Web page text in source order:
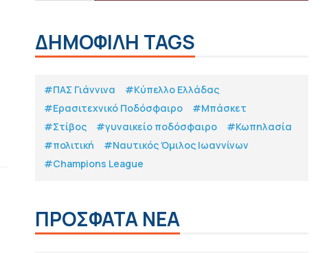
ΔΗΜΟΦΙΛΗ TAGS
#ΠΑΣ Γιάννινα
#Κύπελλο Ελλάδας
#Eρασιτεχνικό Ποδόσφαιρο
#Μπάσκετ
#Στίβος
#γυναικείο ποδόσφαιρο
#Κωπηλασία
#πολιτική
#Ναυτικός Όμιλος Ιωαννίνων
#Champions League
ΠΡΟΣΦΑΤΑ ΝΕΑ